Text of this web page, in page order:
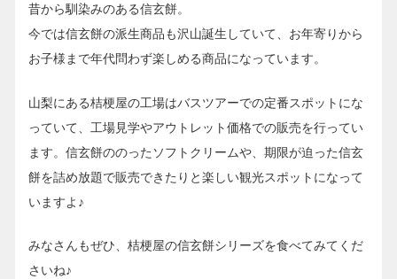
昔から馴染みのある信玄餅。
今では信玄餅の派生商品も沢山誕生していて、お年寄りから
お子様まで年代問わず楽しめる商品になっています。
山梨にある桔梗屋の工場はバスツアーでの定番スポットにな
っていて、工場見学やアウトレット価格での販売を行ってい
ます。信玄餅ののったソフトクリームや、期限が迫った信玄
餅を詰め放題で販売できたりと楽しい観光スポットになって
いますよ♪
みなさんもぜひ、桔梗屋の信玄餅シリーズを食べてみてくだ
さいね♪